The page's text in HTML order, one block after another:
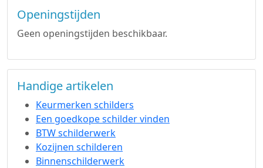
Openingstijden
Geen openingstijden beschikbaar.
Handige artikelen
Keurmerken schilders
Een goedkope schilder vinden
BTW schilderwerk
Kozijnen schilderen
Binnenschilderwerk